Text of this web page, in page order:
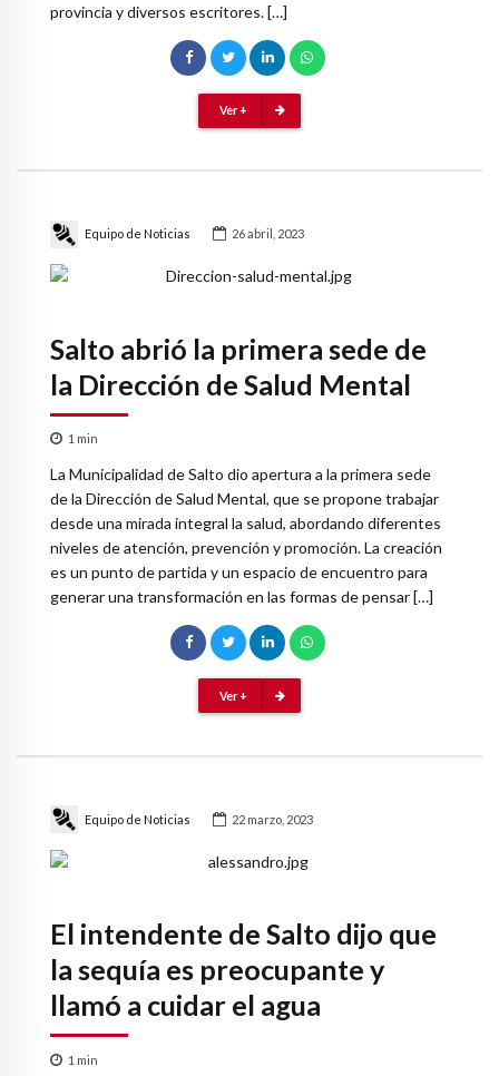
provincia y diversos escritores. […]
Ver +
Equipo de Noticias 26 abril, 2023
Salto abrió la primera sede de
la Dirección de Salud Mental
1 min
La Municipalidad de Salto dio apertura a la primera sede
de la Dirección de Salud Mental, que se propone trabajar
desde una mirada integral la salud, abordando diferentes
niveles de atención, prevención y promoción. La creación
es un punto de partida y un espacio de encuentro para
generar una transformación en las formas de pensar […]
Ver +
Equipo de Noticias 22 marzo, 2023
El intendente de Salto dijo que
la sequía es preocupante y
llamó a cuidar el agua
1 min